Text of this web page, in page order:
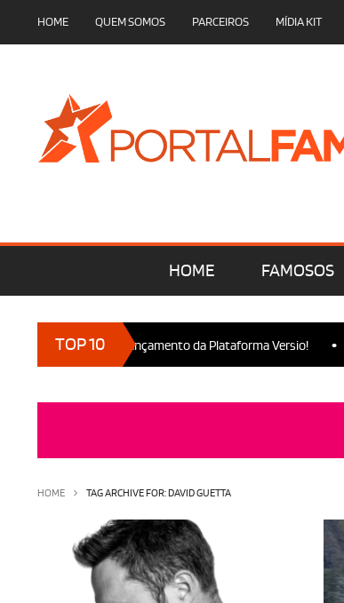
HOME QUEM SOMOS PARCEIROS MÍDIA KIT
HOME FAMOSOS
TOP 10
presença no Lançamento da Plataforma Versio! •
HOME TAG ARCHIVE FOR: DAVID GUETTA